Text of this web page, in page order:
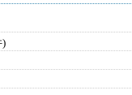
)